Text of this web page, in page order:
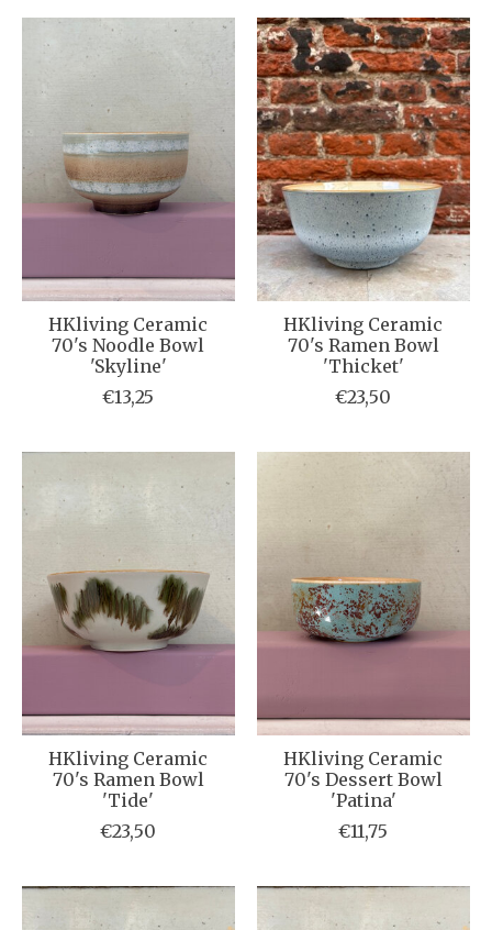
HKliving Ceramic
70's Noodle Bowl
'Skyline'
€13,25
HKliving Ceramic
70's Ramen Bowl
'Thicket'
€23,50
HKliving Ceramic
70's Ramen Bowl
'Tide'
€23,50
HKliving Ceramic
70's Dessert Bowl
'Patina'
€11,75